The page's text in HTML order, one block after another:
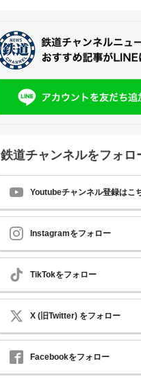
鉄道チャンネルをフォロ
Youtubeチャンネル登録はこ
Instagramをフォロー
TikTokをフォロー
X (旧Twitter) をフォロー
Facebookをフォロー